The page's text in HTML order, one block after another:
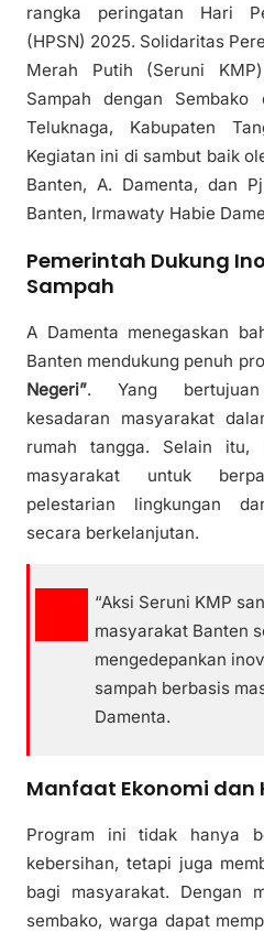
rangka peringatan Hari
(HPSN) 2025. Solidaritas
Merah Putih (Seruni
Sampah dengan Sembako
Teluknaga, Kabupaten
Kegiatan ini di sambut baik
Banten, A. Damenta, dan
Banten, Irmawaty Habie
Pemerintah Dukung
Sampah
A Damenta menegaskan
Banten mendukung penuh
Negeri”. Yang bertujuan
kesadaran masyarakat
rumah tangga. Selain itu,
masyarakat untuk
pelestarian lingkungan
secara berkelanjutan.
“Aksi Seruni KMP
masyarakat Banten
mengedepankan
sampah berbasis
Damenta.
Manfaat Ekonomi dan
Program ini tidak hanya
kebersihan, tetapi juga
bagi masyarakat. Dengan
sembako, warga dapat